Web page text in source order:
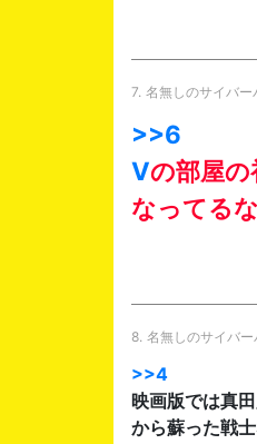
7. 名無しのサイバー
>>6
Vの部屋
なってる
8. 名無しのサイバー
>>4
映画版では真
から蘇った戦